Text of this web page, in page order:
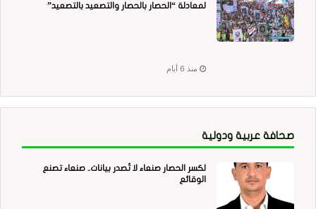
لمعادلة “الحصار بالحصار والتصعيد بالتصعيد”
منذ 6 أيام
صحافة عربية ودولية
لكسر الحصار صنعاء لا تُصدر بيانات.. صنعاء تصنع
الوقائع